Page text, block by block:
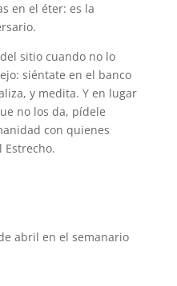
en el éter: es la
sitio cuando no lo
siéntate en el banco
y medita. Y en lugar
no los da, pídele
con quienes
Estrecho.
abril en el semanario